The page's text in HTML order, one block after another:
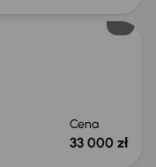
Cena
33 000 zł